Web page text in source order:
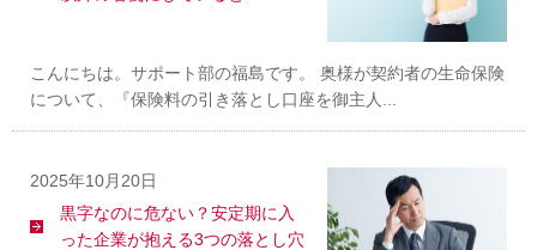
こんにちは。サポート部の福島です。 奥様が契約者の生命保険
について、『保険料の引き落とし口座を御主人...
2025年10月20日
黒字なのに危ない？安定期に入
った企業が抱える3つの落とし穴